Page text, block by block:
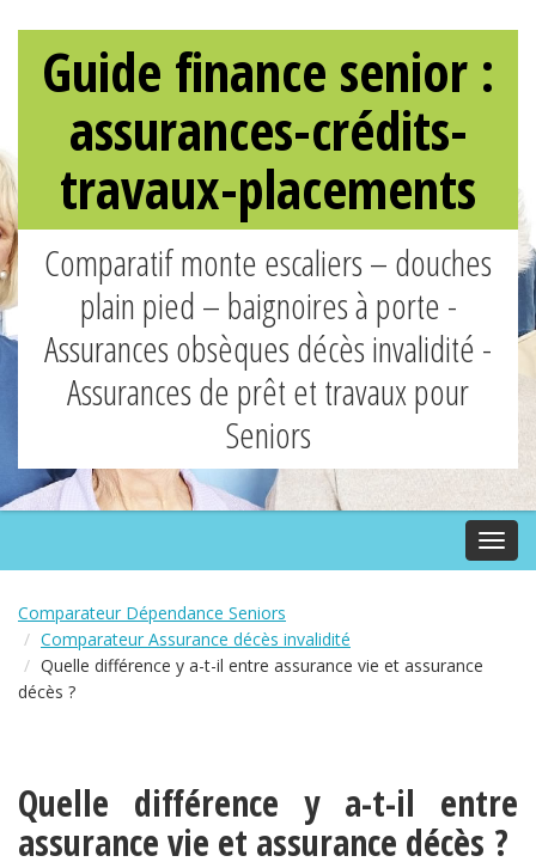
Guide finance senior :
assurances-crédits-
travaux-placements
Comparatif monte escaliers – douches
plain pied – baignoires à porte -
Assurances obsèques décès invalidité -
Assurances de prêt et travaux pour
Seniors
Comparateur Dépendance Seniors
Comparateur Assurance décès invalidité
Quelle différence y a-t-il entre assurance vie et assurance
décès ?
Quelle différence y a-t-il entre
assurance vie et assurance décès ?